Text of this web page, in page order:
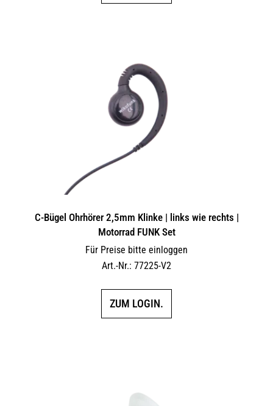
C-Bügel Ohrhörer 2,5mm Klinke | links wie rechts |
Motorrad FUNK Set
Für Preise bitte einloggen
Art.-Nr.: 77225-V2
ZUM LOGIN.